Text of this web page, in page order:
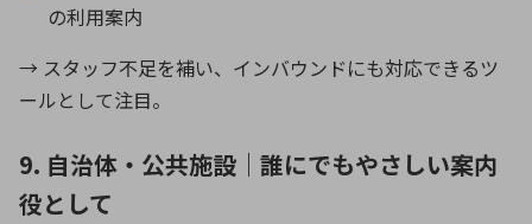
の利用案内
→ スタッフ不足を補い、インバウンドにも対応できるツ
ールとして注目。
9. 自治体・公共施設｜誰にでもやさしい案内
役として